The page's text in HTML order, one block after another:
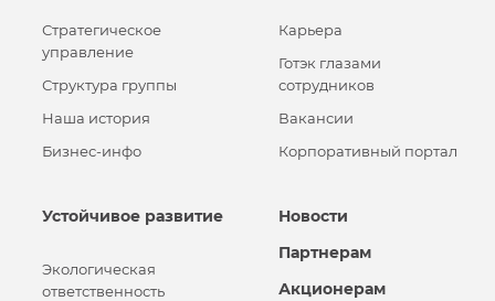
Стратегическое
управление
Структура группы
Наша история
Бизнес-инфо
Карьера
Готэк глазами
сотрудников
Вакансии
Корпоративный портал
Устойчивое развитие
Экологическая
ответственность
Новости
Партнерам
Акционерам